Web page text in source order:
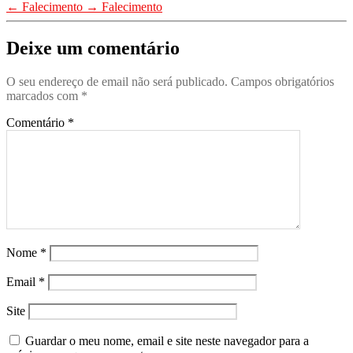
Artigos em Destaque
Artigos 2022,
Artigos 2024,
(0)
Artigos 2024,
(0)
-Efemerides,
Artigos 2022,
Artigos em Destaque
, Notícias
← Falecimento → Falecimento
Deixe um comentário
O seu endereço de email não será publicado. Campos obrigatórios
marcados com *
Comentário *
Nome *
Email *
Site
Guardar o meu nome, email e site neste navegador para a